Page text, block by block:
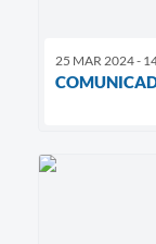
25 MAR 2024 -